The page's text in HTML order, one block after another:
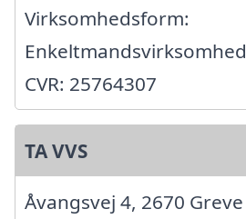
Virksomhedsform:
Enkeltmandsvirksomhed
CVR: 25764307
TA VVS
Åvangsvej 4, 2670 Greve